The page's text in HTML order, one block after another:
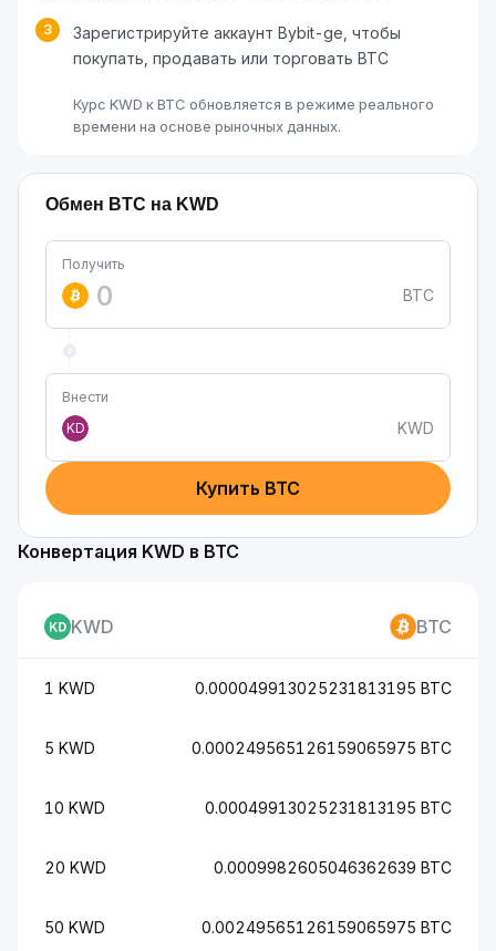
3
Зарегистрируйте аккаунт Bybit-ge, чтобы
покупать, продавать или торговать BTC
Курс KWD к BTC обновляется в режиме реального
времени на основе рыночных данных.
Обмен BTC на KWD
Получить
BTC
Внести
KD
KWD
Купить BTC
Конвертация KWD в BTC
KWD BTC
1 KWD 0.000049913025231813195 BTC
5 KWD 0.000249565126159065975 BTC
10 KWD 0.00049913025231813195 BTC
20 KWD 0.0009982605046362639 BTC
50 KWD 0.00249565126159065975 BTC